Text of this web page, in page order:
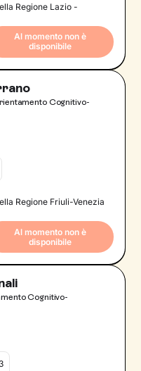
Regione Lazio -
Al momento non è
disponibile
Cognitivo-
Regione Friuli-Venezia
Al momento non è
disponibile
Cognitivo-